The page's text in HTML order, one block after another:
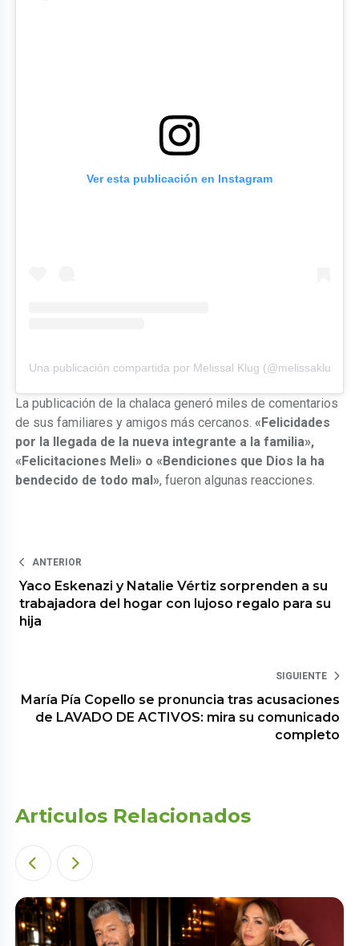
Ver esta publicación en Instagram
Una publicación compartida por Melissal Klug
La publicación de la chalaca generó miles de comentarios
de sus familiares y amigos más cercanos.«Felicidades
por la llegada de la nueva integrante a la familia»,
«Felicitaciones Meli» o «Bendiciones que Dios la ha
bendecido de todo mal», fueron algunas reacciones.
ANTERIOR
Yaco Eskenazi y Natalie Vértiz sorprenden a su
trabajadora del hogar con lujoso regalo para su
hija
SIGUIENTE
María Pía Copello se pronuncia tras acusaciones
de LAVADO DE ACTIVOS: mira su comunicado
completo
Articulos Relacionados